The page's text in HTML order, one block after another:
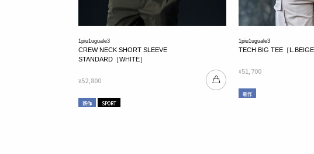
1piu1uguale3
CREW NECK SHORT SLEEVE
STANDARD［WHITE］
¥52,800
新作 SPORT
1piu1uguale3
TECH BIG TEE［L.BEIGE
¥51,700
新作